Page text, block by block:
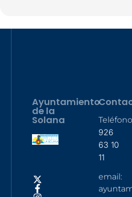
Ayuntamiento
de la
Solana
926
63 10
11
email: